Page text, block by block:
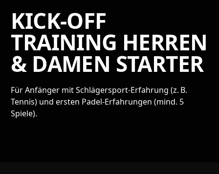
KICK-OFF
TRAINING HERREN
& DAMEN STARTER
Für Anfänger mit Schlägersport-Erfahrung (z. B.
Tennis) und ersten Padel-Erfahrungen (mind. 5
Spiele).